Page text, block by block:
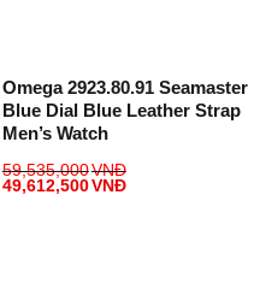
Omega 2923.80.91 Seamaster
Blue Dial Blue Leather Strap
Men’s Watch
59,535,000VNĐ
49,612,500VNĐ